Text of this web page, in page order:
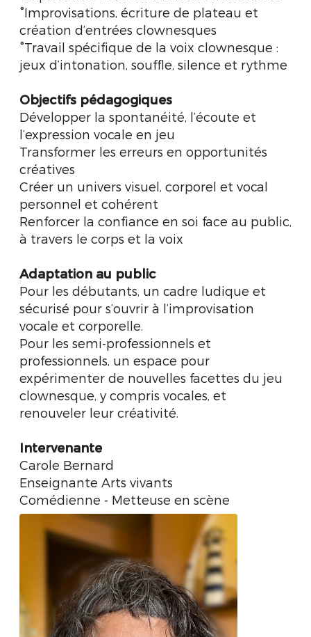
°Improvisations, écriture de plateau et
création d’entrées clownesques
°Travail spécifique de la voix clownesque :
jeux d’intonation, souffle, silence et rythme
Objectifs pédagogiques
Développer la spontanéité, l’écoute et
l’expression vocale en jeu
Transformer les erreurs en opportunités
créatives
Créer un univers visuel, corporel et vocal
personnel et cohérent
Renforcer la confiance en soi face au public,
à travers le corps et la voix
Adaptation au public
Pour les débutants, un cadre ludique et
sécurisé pour s’ouvrir à l’improvisation
vocale et corporelle.
Pour les semi-professionnels et
professionnels, un espace pour
expérimenter de nouvelles facettes du jeu
clownesque, y compris vocales, et
renouveler leur créativité.
Intervenante
Carole Bernard
Enseignante Arts vivants
Comédienne - Metteuse en scène